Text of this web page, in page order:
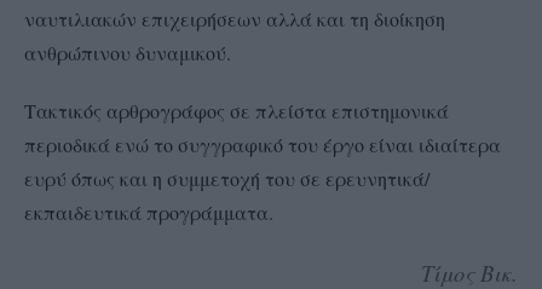
ναυτιλιακών επιχειρήσεων αλλά και τη διοίκηση
ανθρώπινου δυναμικού.
Τακτικός αρθρογράφος σε πλείστα επιστημονικά
περιοδικά ενώ το συγγραφικό του έργο είναι ιδιαίτερα
ευρύ όπως και η συμμετοχή του σε ερευνητικά/
εκπαιδευτικά προγράμματα.
Τίμος Βικ.